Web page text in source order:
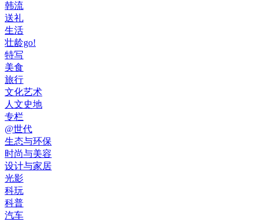
韩流
送礼
生活
壮龄go!
特写
美食
旅行
文化艺术
人文史地
专栏
@世代
生态与环保
时尚与美容
设计与家居
光影
科玩
科普
汽车